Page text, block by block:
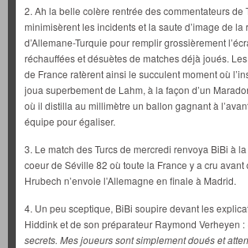
2. Ah la belle colère rentrée des commentateurs de
minimisèrent les incidents et la saute d’image de la
d’Allemane-Turquie pour remplir grossièrement
réchauffées et désuètes de matches déjà joués.
de France ratèrent ainsi le succulent moment où
joua superbement de Lahm, à la façon d’un
où il distilla au millimètre un ballon gagnant à
équipe pour égaliser.
3. Le match des Turcs de mercredi renvoya BiBi à
coeur de Séville 82 où toute la France y a cru avant
Hrubech n’envoie l’Allemagne en finale à Madrid.
4. Un peu sceptique, BiBi soupire devant les
Hiddink et de son préparateur Raymond Verheyen :
secrets. Mes joueurs sont simplement doués et